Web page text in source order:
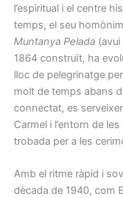
l’espiritual i el centre
temps, el seu
Muntanya Pelada
1864 construït, ha
lloc de pelegrinatge
molt de temps abans
connectat, es
Carmel i l’entorn de
trobada per a les
Amb el ritme ràpid i
dècada de 1940, com